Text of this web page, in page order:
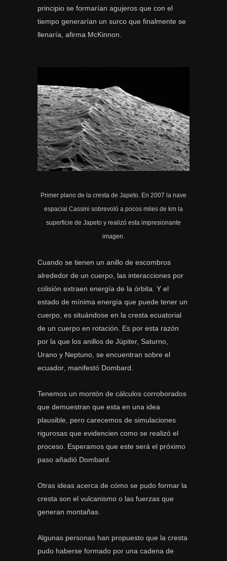
principio se formarían agujeros que con el
tiempo generarían un surco que finalmente se
llenaría, afirma McKinnon.
Primer plano de la cresta de Japeto. En 2007 la nave
espacial Cassini sobrevoló a pocos miles de km la
superficie de Japeto y realizó esta impresionante
imagen.
Cuando se tienen un anillo de escombros
alrededor de un cuerpo, las interacciones por
colisión extraen energía de la órbita. Y el
estado de mínima energía que puede tener un
cuerpo, es situándose en la cresta ecuatorial
de un cuerpo en rotación. Es por esta razón
por la que los anillos de Júpiter, Saturno,
Urano y Neptuno, se encuentran sobre el
ecuador, manifestó Dombard.
Tenemos un montón de cálculos corroborados
que demuestran que esta en una idea
plausible, pero carecemos de simulaciones
rigurosas que evidencien como se realizó el
proceso. Esperamos que este será el próximo
paso añadió Dombard.
Otras ideas acerca de cómo se pudo formar la
cresta son el vulcanismo o las fuerzas que
generan montañas.
Algunas personas han propuesto que la cresta
pudo haberse formado por una cadena de